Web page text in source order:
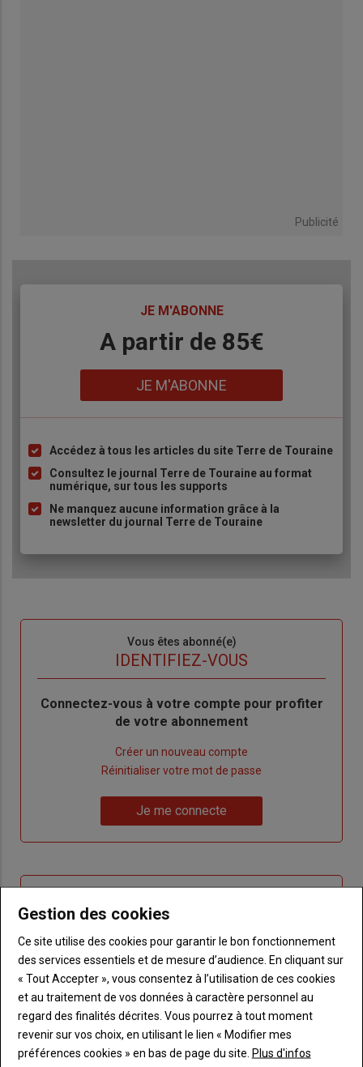
Publicité
JE M'ABONNE
A partir de 85€
JE M'ABONNE
Liste
à
puce
Accédez à tous les articles du site Terre de Touraine
Consultez le journal Terre de Touraine au format
numérique, sur tous les supports
Ne manquez aucune information grâce à la
newsletter du journal Terre de Touraine
Vous êtes abonné(e)
IDENTIFIEZ-VOUS
Body
Connectez-vous à votre compte pour profiter
de votre abonnement
Créer un nouveau compte
de
Réinitialiser votre mot de passe
me
Je me connecte
titre
TITRE CRÉEZ UN COMPTE
BodyChoisissez votre formule et créez votre
compte pour accéder à tout Terre de
Touraine.
Lien Créez un compte
Gestion des cookies
Ce site utilise des cookies pour garantir le bon fonctionnement
des services essentiels et de mesure d’audience. En cliquant sur
« Tout Accepter », vous consentez à l’utilisation de ces cookies
et au traitement de vos données à caractère personnel au
regard des finalités décrites. Vous pourrez à tout moment
revenir sur vos choix, en utilisant le lien « Modifier mes
préférences cookies » en bas de page du site. Plus d'infos